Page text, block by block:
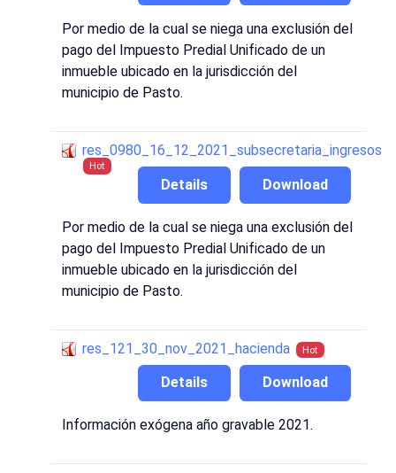
Por medio de la cual se niega una exclusión del
pago del Impuesto Predial Unificado de un
inmueble ubicado en la jurisdicción del
municipio de Pasto.
res_0980_16_12_2021_subsecretaria_ingresos
Hot
Download
Details
Por medio de la cual se niega una exclusión del
pago del Impuesto Predial Unificado de un
inmueble ubicado en la jurisdicción del
municipio de Pasto.
res_121_30_nov_2021_hacienda Hot
Download
Details
Información exógena año gravable 2021.